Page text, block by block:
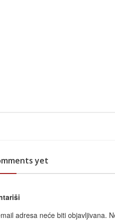
yet
adresa neće biti objavljivana.